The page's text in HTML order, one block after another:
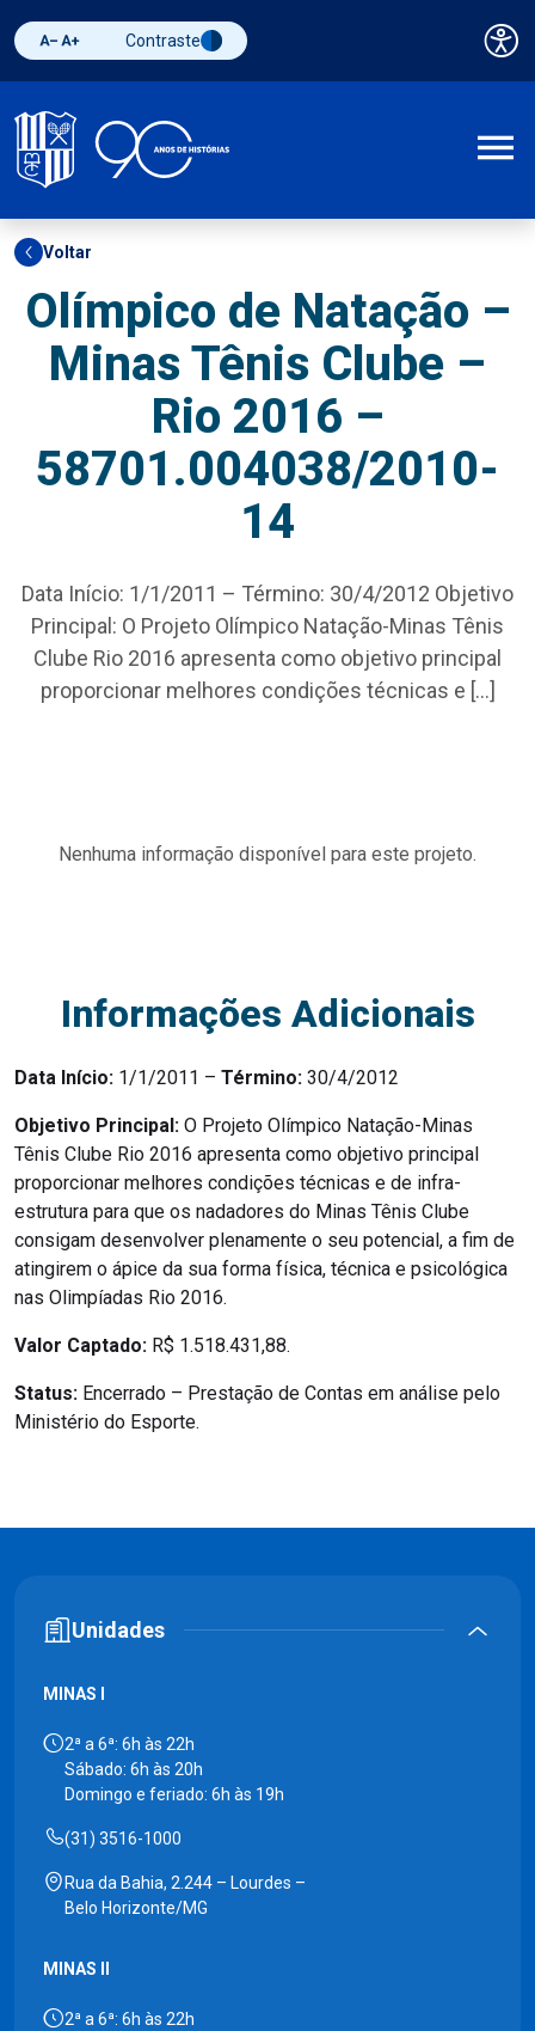
Diminuir fonte
Aumentar fonteAlternar contraste
Contraste
Voltar
Olímpico de Natação –
Minas Tênis Clube –
Rio 2016 –
58701.004038/2010-
14
Data Início: 1/1/2011 – Término: 30/4/2012 Objetivo
Principal: O Projeto Olímpico Natação-Minas Tênis
Clube Rio 2016 apresenta como objetivo principal
proporcionar melhores condições técnicas e […]
Nenhuma informação disponível para este projeto.
Informações Adicionais
Data Início: 1/1/2011 – Término: 30/4/2012
Objetivo Principal: O Projeto Olímpico Natação-Minas
Tênis Clube Rio 2016 apresenta como objetivo principal
proporcionar melhores condições técnicas e de infra-
estrutura para que os nadadores do Minas Tênis Clube
consigam desenvolver plenamente o seu potencial, a fim de
atingirem o ápice da sua forma física, técnica e psicológica
nas Olimpíadas Rio 2016.
Valor Captado: R$ 1.518.431,88.
Status: Encerrado – Prestação de Contas em análise pelo
Ministério do Esporte.
Unidades
MINAS I
2ª a 6ª: 6h às 22h
Sábado: 6h às 20h
Domingo e feriado: 6h às 19h
(31) 3516-1000
Rua da Bahia, 2.244 – Lourdes –
Belo Horizonte/MG
MINAS II
2ª a 6ª: 6h às 22h